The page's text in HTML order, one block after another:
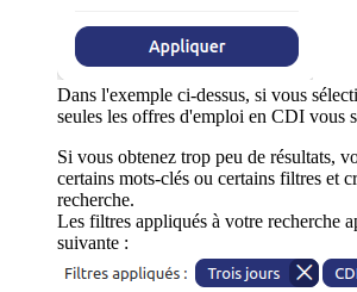
Dans l'exemple ci-dessus, si vous
seules les offres d'emploi en CDI vous
Si vous obtenez trop peu de résultats,
certains mots-clés ou certains filtres et
recherche.
Les filtres appliqués à votre recherche
suivante :